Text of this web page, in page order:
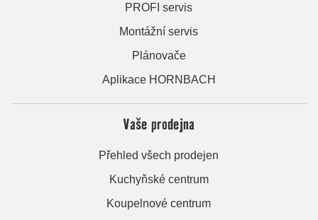
PROFI servis
Montážní servis
Plánovače
Aplikace HORNBACH
Vaše prodejna
Přehled všech prodejen
Kuchyňské centrum
Koupelnové centrum